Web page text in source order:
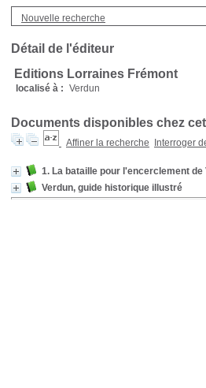
Nouvelle recherche
Détail de l'éditeur
Editions Lorraines Frémont
localisé à : Verdun
Documents disponibles chez
Affiner la recherche Interroger
1. La bataille pour l'encerclement de
Verdun, guide historique illustré